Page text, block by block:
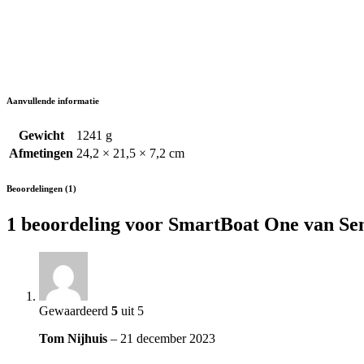
Aanvullende informatie
Gewicht
1241 g
Afmetingen 24,2 × 21,5 × 7,2 cm
Beoordelingen (1)
1 beoordeling voor SmartBoat One van
Gewaardeerd 5 uit 5
Tom Nijhuis – 21 december 2023